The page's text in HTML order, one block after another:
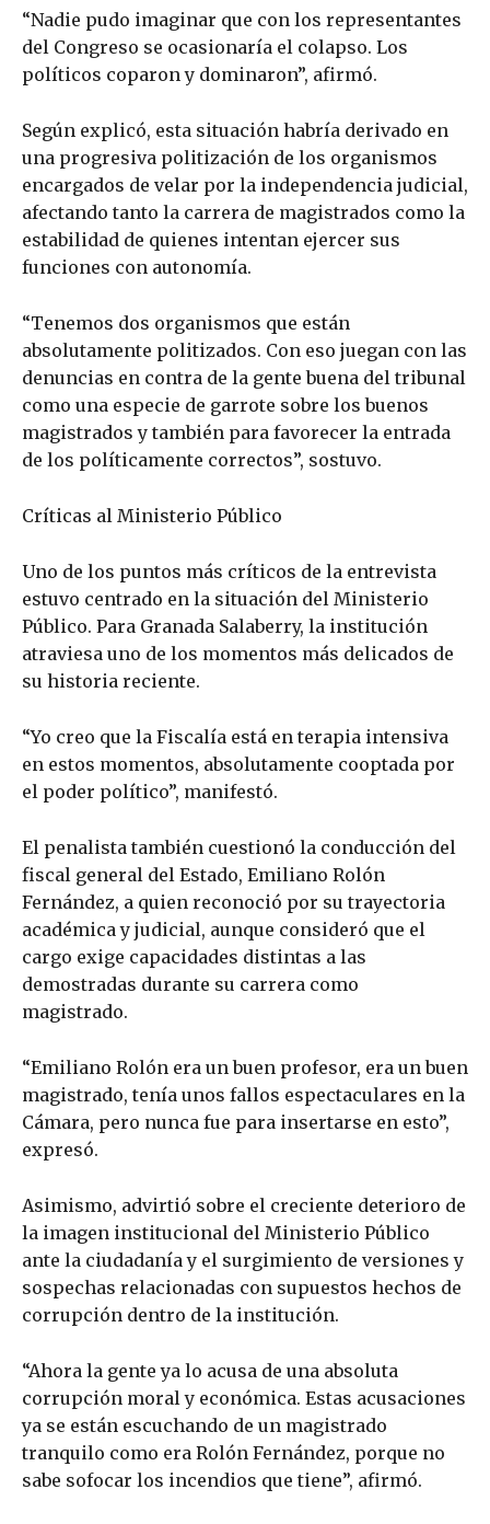
“Nadie pudo imaginar que con los representantes
del Congreso se ocasionaría el colapso. Los
políticos coparon y dominaron”, afirmó.
Según explicó, esta situación habría derivado en
una progresiva politización de los organismos
encargados de velar por la independencia judicial,
afectando tanto la carrera de magistrados como la
estabilidad de quienes intentan ejercer sus
funciones con autonomía.
“Tenemos dos organismos que están
absolutamente politizados. Con eso juegan con las
denuncias en contra de la gente buena del tribunal
como una especie de garrote sobre los buenos
magistrados y también para favorecer la entrada
de los políticamente correctos”, sostuvo.
Críticas al Ministerio Público
Uno de los puntos más críticos de la entrevista
estuvo centrado en la situación del Ministerio
Público. Para Granada Salaberry, la institución
atraviesa uno de los momentos más delicados de
su historia reciente.
“Yo creo que la Fiscalía está en terapia intensiva
en estos momentos, absolutamente cooptada por
el poder político”, manifestó.
El penalista también cuestionó la conducción del
fiscal general del Estado, Emiliano Rolón
Fernández, a quien reconoció por su trayectoria
académica y judicial, aunque consideró que el
cargo exige capacidades distintas a las
demostradas durante su carrera como
magistrado.
“Emiliano Rolón era un buen profesor, era un buen
magistrado, tenía unos fallos espectaculares en la
Cámara, pero nunca fue para insertarse en esto”,
expresó.
Asimismo, advirtió sobre el creciente deterioro de
la imagen institucional del Ministerio Público
ante la ciudadanía y el surgimiento de versiones y
sospechas relacionadas con supuestos hechos de
corrupción dentro de la institución.
“Ahora la gente ya lo acusa de una absoluta
corrupción moral y económica. Estas acusaciones
ya se están escuchando de un magistrado
tranquilo como era Rolón Fernández, porque no
sabe sofocar los incendios que tiene”, afirmó.